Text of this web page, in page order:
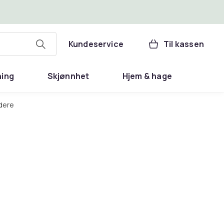
Kundeservice Til kassen
Skjønnhet Hjem & hage